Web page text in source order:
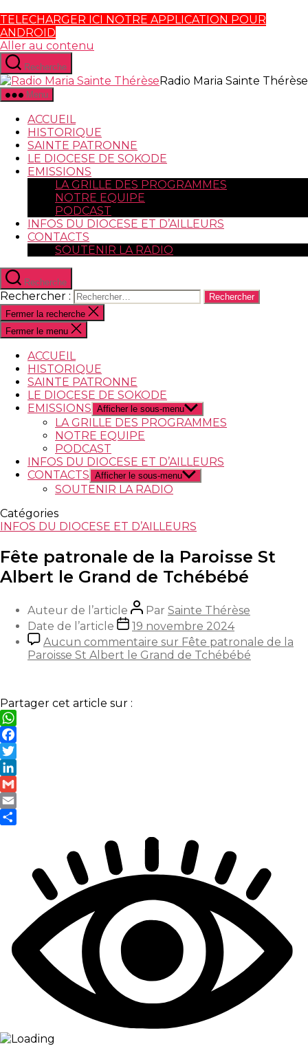
TELECHARGER ICI NOTRE APPLICATION POUR
ANDROID
Aller au contenu
Recherche
Radio Maria Sainte Thérèse
Menu
ACCUEIL
HISTORIQUE
SAINTE PATRONNE
LE DIOCESE DE SOKODE
EMISSIONS
LA GRILLE DES PROGRAMMES
NOTRE EQUIPE
PODCAST
INFOS DU DIOCESE ET D’AILLEURS
CONTACTS
SOUTENIR LA RADIO
Recherche
Rechercher :
Fermer la recherche
Fermer le menu
ACCUEIL
HISTORIQUE
SAINTE PATRONNE
LE DIOCESE DE SOKODE
EMISSIONS Afficher le sous-menu
LA GRILLE DES PROGRAMMES
NOTRE EQUIPE
PODCAST
INFOS DU DIOCESE ET D’AILLEURS
CONTACTS Afficher le sous-menu
SOUTENIR LA RADIO
Catégories
INFOS DU DIOCESE ET D’AILLEURS
Fête patronale de la Paroisse St
Albert le Grand de Tchébébé
Auteur de l’article Par Sainte Thérèse
Date de l’article
19 novembre 2024
Aucun commentaire sur Fête patronale de la
Paroisse St Albert le Grand de Tchébébé
Partager cet article sur :
WhatsApp
Facebook
Twitter
LinkedIn
Gmail
Email